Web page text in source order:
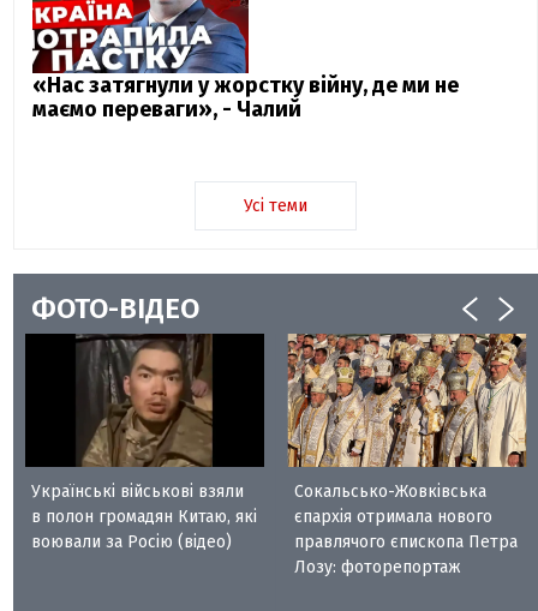
«Нас затягнули у жорстку війну, де ми не
маємо переваги», - Чалий
Усі теми
ФОТО-ВІДЕО
Українські військові взяли
в полон громадян Китаю, які
воювали за Росію (відео)
Сокальсько-Жовківська
єпархія отримала нового
правлячого єпископа Петра
Лозу: фоторепортаж